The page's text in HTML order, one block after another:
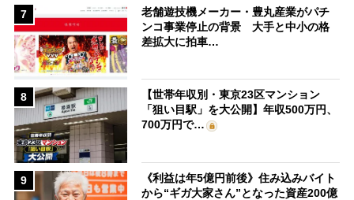
7
老舗遊技機メーカー・豊丸産業がパチ
ンコ事業停止の背景 大手と中小の格
差拡大に拍車…
8
【世帯年収別・東京23区マンション
「狙い目駅」を大公開】年収500万円、
700万円で…
9
《利益は年5億円前後》住み込みバイト
から“ギガ大家さん”となった資産200億